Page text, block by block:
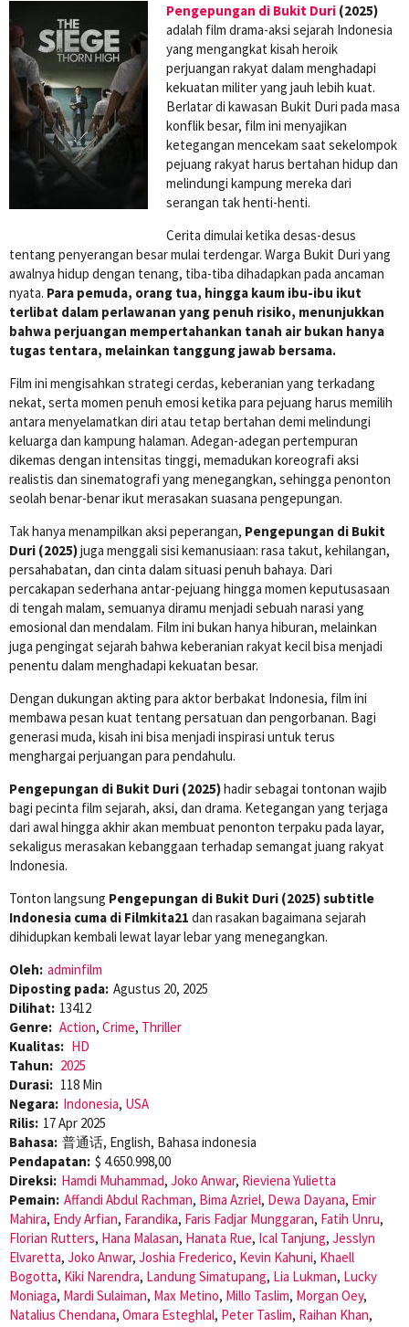
Pengepungan di Bukit Duri (2025)
adalah film drama-aksi sejarah Indonesia
yang mengangkat kisah heroik
perjuangan rakyat dalam menghadapi
kekuatan militer yang jauh lebih kuat.
Berlatar di kawasan Bukit Duri pada masa
konflik besar, film ini menyajikan
ketegangan mencekam saat sekelompok
pejuang rakyat harus bertahan hidup dan
melindungi kampung mereka dari
serangan tak henti-henti.
Cerita dimulai ketika desas-desus
tentang penyerangan besar mulai terdengar. Warga Bukit Duri yang
awalnya hidup dengan tenang, tiba-tiba dihadapkan pada ancaman
nyata. Para pemuda, orang tua, hingga kaum ibu-ibu ikut
terlibat dalam perlawanan yang penuh risiko, menunjukkan
bahwa perjuangan mempertahankan tanah air bukan hanya
tugas tentara, melainkan tanggung jawab bersama.
Film ini mengisahkan strategi cerdas, keberanian yang terkadang
nekat, serta momen penuh emosi ketika para pejuang harus memilih
antara menyelamatkan diri atau tetap bertahan demi melindungi
keluarga dan kampung halaman. Adegan-adegan pertempuran
dikemas dengan intensitas tinggi, memadukan koreografi aksi
realistis dan sinematografi yang menegangkan, sehingga penonton
seolah benar-benar ikut merasakan suasana pengepungan.
Tak hanya menampilkan aksi peperangan, Pengepungan di Bukit
Duri (2025)juga menggali sisi kemanusiaan: rasa takut, kehilangan,
persahabatan, dan cinta dalam situasi penuh bahaya. Dari
percakapan sederhana antar-pejuang hingga momen keputusasaan
di tengah malam, semuanya diramu menjadi sebuah narasi yang
emosional dan mendalam. Film ini bukan hanya hiburan, melainkan
juga pengingat sejarah bahwa keberanian rakyat kecil bisa menjadi
penentu dalam menghadapi kekuatan besar.
Dengan dukungan akting para aktor berbakat Indonesia, film ini
membawa pesan kuat tentang persatuan dan pengorbanan. Bagi
generasi muda, kisah ini bisa menjadi inspirasi untuk terus
menghargai perjuangan para pendahulu.
Pengepungan di Bukit Duri (2025)hadir sebagai tontonan wajib
bagi pecinta film sejarah, aksi, dan drama. Ketegangan yang terjaga
dari awal hingga akhir akan membuat penonton terpaku pada layar,
sekaligus merasakan kebanggaan terhadap semangat juang rakyat
Indonesia.
Tonton langsung Pengepungan di Bukit Duri (2025) subtitle
Indonesia cuma di Filmkita21 dan rasakan bagaimana sejarah
dihidupkan kembali lewat layar lebar yang menegangkan.
Oleh: adminfilm
Diposting pada: Agustus 20, 2025
Dilihat: 13412
Genre: Action, Crime, Thriller
Kualitas: HD
Tahun: 2025
Durasi: 118 Min
Negara: Indonesia, USA
Rilis: 17 Apr 2025
Bahasa: 普通话, English, Bahasa indonesia
Pendapatan: $ 4.650.998,00
Direksi: Hamdi Muhammad, Joko Anwar, Rieviena Yulietta
Pemain: Affandi Abdul Rachman, Bima Azriel, Dewa Dayana, Emir
Mahira, Endy Arfian, Farandika, Faris Fadjar Munggaran, Fatih Unru,
Florian Rutters, Hana Malasan, Hanata Rue, Ical Tanjung, Jesslyn
Elvaretta, Joko Anwar, Joshia Frederico, Kevin Kahuni, Khaell
Bogotta, Kiki Narendra, Landung Simatupang, Lia Lukman, Lucky
Moniaga, Mardi Sulaiman, Max Metino, Millo Taslim, Morgan Oey,
Natalius Chendana, Omara Esteghlal, Peter Taslim, Raihan Khan,